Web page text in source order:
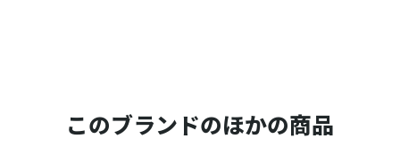
このブランドのほかの商品